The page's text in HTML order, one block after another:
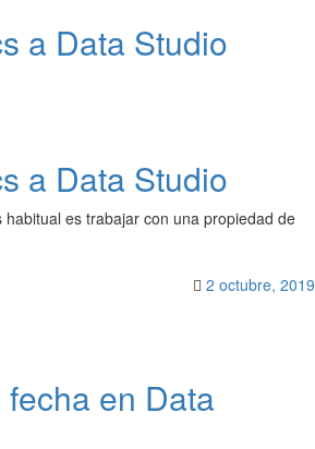
a Data Studio
a Data Studio
es trabajar con una propiedad de
2 octubre, 2019
en Data